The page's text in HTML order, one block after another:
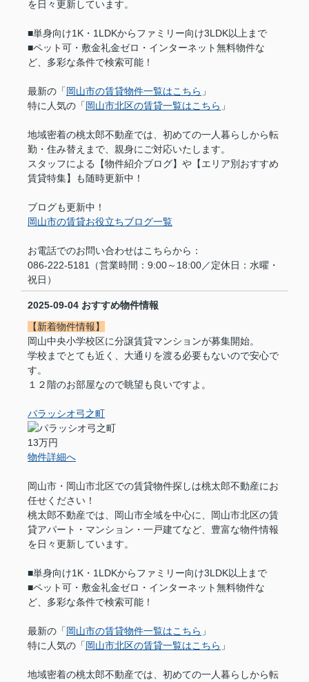
を日々更新しています。
■単身向け1K・1LDKからファミリー向け3LDK以上まで
■ペット可・敷金礼金ゼロ・インターネット無料物件な
ど、多彩な条件で検索可能！
最新の「 岡山市の賃貸物件一覧はこちら 」
特に人気の「 岡山市北区の賃貸一覧はこちら 」
地域密着の桃太郎不動産では、初めての一人暮らしから転
勤・住み替えまで、親身にご対応いたします。
スタッフによる【物件紹介ブログ】や【エリア別おすすめ
賃貸特集】も随時更新中！
ブログも更新中！
岡山市の賃貸お役立ちブログ一覧
お電話でのお問い合わせはこちらから：
086-222-5181（営業時間：9:00～18:00／定休日：水曜・
祝日）
2025-09-04 おすすめ物件情報
【新着物件情報】
岡山中央小学校区に分譲賃貸マンションが募集開始。
学校までとても近く、大通りを渡る必要もないので安心で
す。
１２階のお部屋なので眺望も良いですよ。
パラッシオ弓之町
13万円
物件詳細へ
岡山市・岡山市北区での賃貸物件探しは桃太郎不動産にお
任せください！
桃太郎不動産では、岡山市全域を中心に、岡山市北区の賃
貸アパート・マンション・一戸建てなど、豊富な物件情報
を日々更新しています。
■単身向け1K・1LDKからファミリー向け3LDK以上まで
■ペット可・敷金礼金ゼロ・インターネット無料物件な
ど、多彩な条件で検索可能！
最新の「 岡山市の賃貸物件一覧はこちら 」
特に人気の「 岡山市北区の賃貸一覧はこちら 」
地域密着の桃太郎不動産では、初めての一人暮らしから転